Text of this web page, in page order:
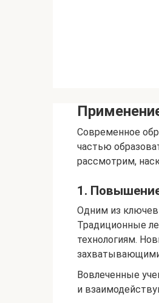
Современное
частью
рассмотрим,
1.
Одним из
Традиционные
технологиям.
Вовлеченные
и